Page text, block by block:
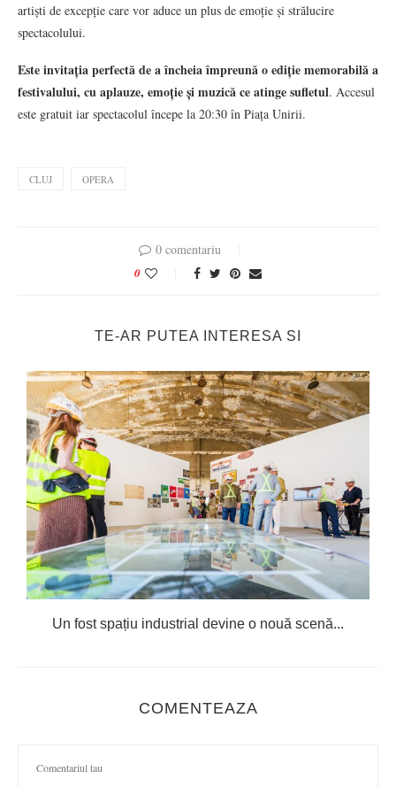
artiști de excepție care vor aduce un plus de emoție și strălucire
spectacolului.
Este invitația perfectă de a încheia împreună o ediție memorabilă a
festivalului, cu aplauze, emoție și muzică ce atinge sufletul. Accesul
este gratuit iar spectacolul începe la 20:30 în Piața Unirii.
CLUJ OPERA
0 comentariu
0
TE-AR PUTEA INTERESA SI
Un fost spațiu industrial devine o nouă scenă...
COMENTEAZA